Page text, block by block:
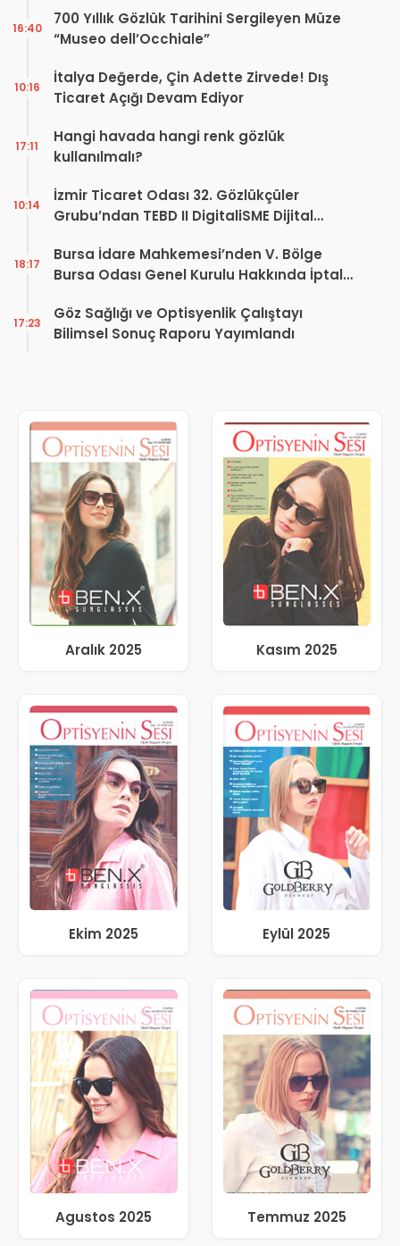
700 Yıllık Gözlük Tarihini Sergileyen Müze
“Museo dell’Occhiale”
16:40
İtalya Değerde, Çin Adette Zirvede! Dış
Ticaret Açığı Devam Ediyor
10:16
Hangi havada hangi renk gözlük
kullanılmalı?
17:11
İzmir Ticaret Odası 32. Gözlükçüler
Grubu’ndan TEBD II DigitaliSME Dijital
10:14
Bursa İdare Mahkemesi’nden V. Bölge
Bursa Odası Genel Kurulu Hakkında İptal
18:17
Göz Sağlığı ve Optisyenlik Çalıştayı
Bilimsel Sonuç Raporu Yayımlandı
17:23
Aralık 2025 Kasım 2025
Ekim 2025 Eylül 2025
Agustos 2025 Temmuz 2025